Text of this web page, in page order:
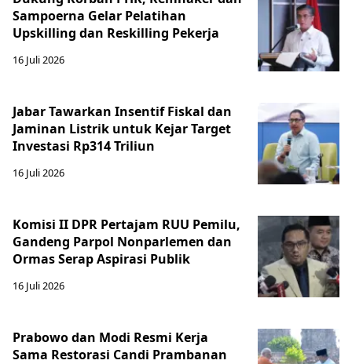
Sampoerna Gelar Pelatihan
Upskilling dan Reskilling Pekerja
16 Juli 2026
Jabar Tawarkan Insentif Fiskal dan
Jaminan Listrik untuk Kejar Target
Investasi Rp314 Triliun
16 Juli 2026
Komisi II DPR Pertajam RUU Pemilu,
Gandeng Parpol Nonparlemen dan
Ormas Serap Aspirasi Publik
16 Juli 2026
Prabowo dan Modi Resmi Kerja
Sama Restorasi Candi Prambanan